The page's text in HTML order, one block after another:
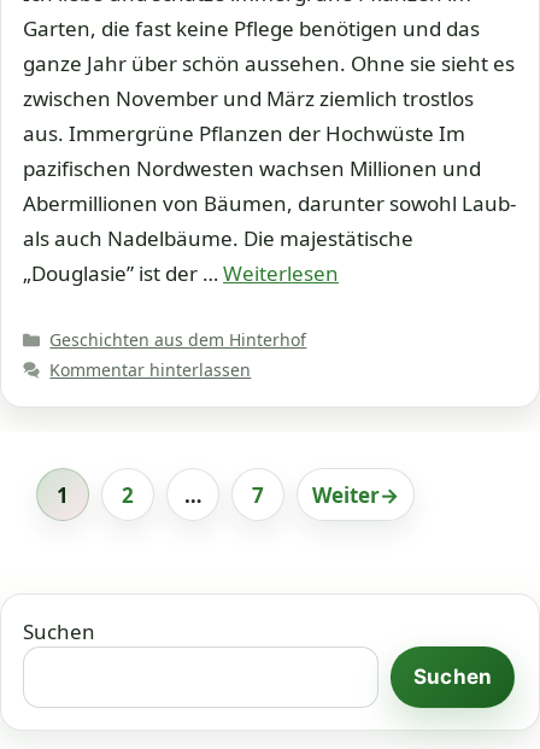
Garten, die fast keine Pflege benötigen und das
ganze Jahr über schön aussehen. Ohne sie sieht es
zwischen November und März ziemlich trostlos
aus. Immergrüne Pflanzen der Hochwüste Im
pazifischen Nordwesten wachsen Millionen und
Abermillionen von Bäumen, darunter sowohl Laub-
als auch Nadelbäume. Die majestätische
„Douglasie” ist der …Weiterlesen
Kategorien
Geschichten aus dem Hinterhof
Kommentar hinterlassen
Seite
1 Seite
2 … Seite
7 Weiter→
Suchen
Suchen